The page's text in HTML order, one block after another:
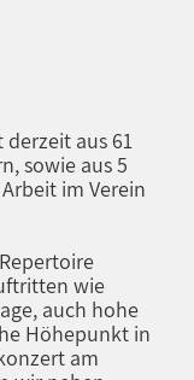
derzeit aus 61
sowie aus 5
im Verein
wie
auch hohe
Höhepunkt in
am